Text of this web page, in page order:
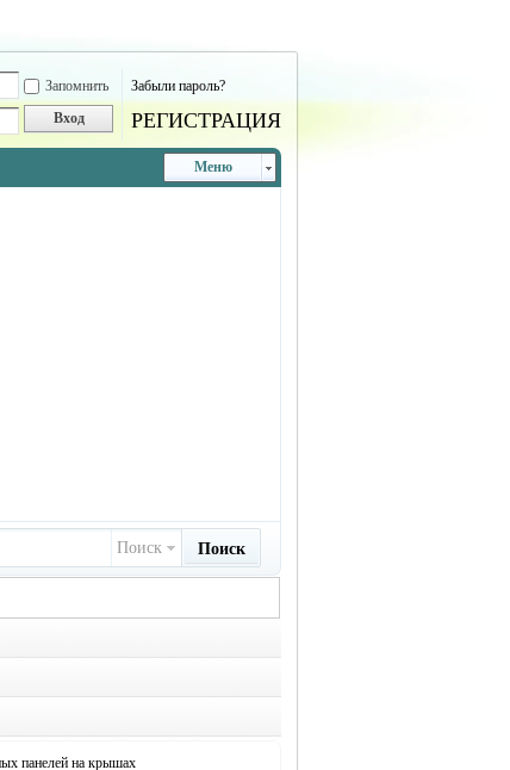
Запомнить Забыли пароль?
Вход РЕГИСТРАЦИЯ
Меню
Поиск Поиск
панелей на крышах